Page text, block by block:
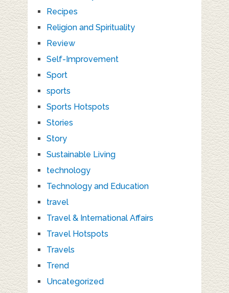
Recipes
Religion and Spirituality
Review
Self-Improvement
Sport
sports
Sports Hotspots
Stories
Story
Sustainable Living
technology
Technology and Education
travel
Travel & International Affairs
Travel Hotspots
Travels
Trend
Uncategorized